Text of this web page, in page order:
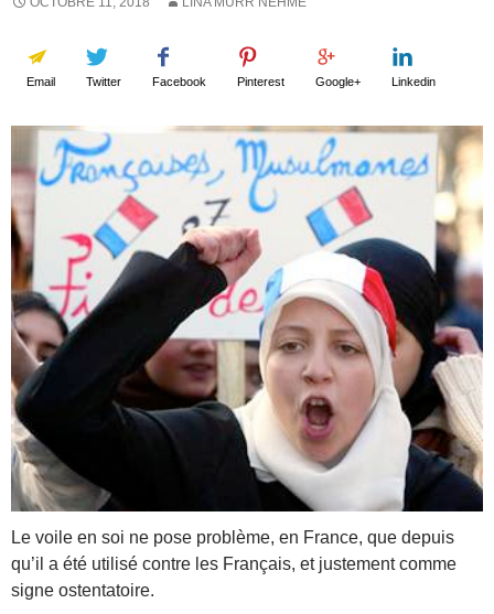
Email Twitter Facebook Pinterest Google+ Linkedin
Le voile en soi ne pose problème, en France, que depuis
qu’il a été utilisé contre les Français, et justement comme
signe ostentatoire.